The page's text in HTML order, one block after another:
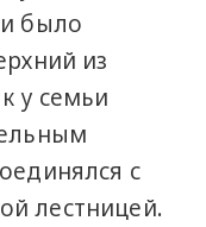
было
из
у семьи
с
лестницей.